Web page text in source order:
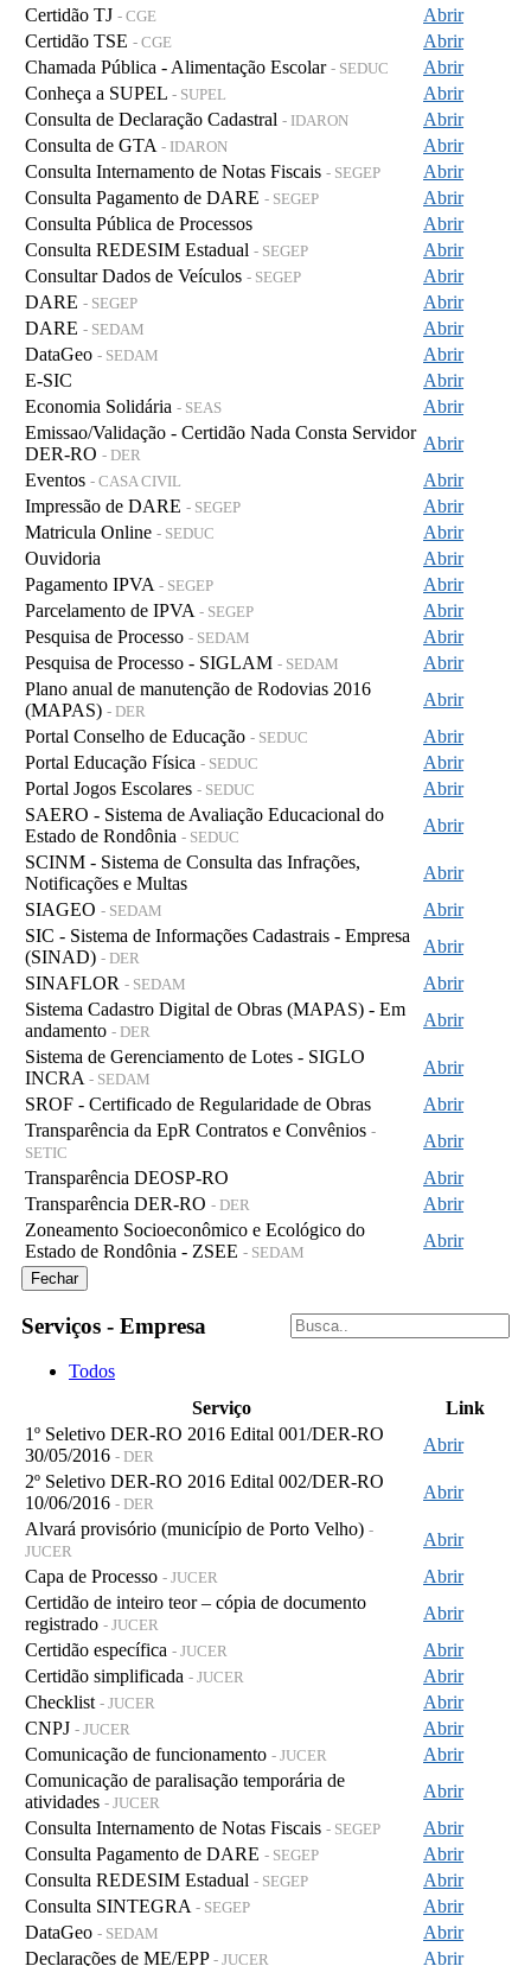
Certidão TJ - CGE
Abrir
Certidão TSE - CGE
Abrir
Chamada Pública - Alimentação Escolar - SEDUC
Abrir
Conheça a SUPEL - SUPEL
Abrir
Consulta de Declaração Cadastral - IDARON
Abrir
Consulta de GTA - IDARON
Abrir
Consulta Internamento de Notas Fiscais - SEGEP
Abrir
Consulta Pagamento de DARE - SEGEP
Abrir
Consulta Pública de Processos
Abrir
Consulta REDESIM Estadual - SEGEP
Abrir
Consultar Dados de Veículos - SEGEP
Abrir
DARE - SEGEP
Abrir
DARE - SEDAM
Abrir
DataGeo - SEDAM
Abrir
E-SIC
Abrir
Economia Solidária - SEAS
Abrir
Emissao/Validação - Certidão Nada Consta Servidor
DER-RO - DER
Abrir
Eventos - CASA CIVIL
Abrir
Impressão de DARE - SEGEP
Abrir
Matricula Online - SEDUC
Abrir
Ouvidoria
Abrir
Pagamento IPVA - SEGEP
Abrir
Parcelamento de IPVA - SEGEP
Abrir
Pesquisa de Processo - SEDAM
Abrir
Pesquisa de Processo - SIGLAM - SEDAM
Abrir
Plano anual de manutenção de Rodovias 2016
(MAPAS) - DER
Abrir
Portal Conselho de Educação - SEDUC
Abrir
Portal Educação Física - SEDUC
Abrir
Portal Jogos Escolares - SEDUC
Abrir
SAERO - Sistema de Avaliação Educacional do
Estado de Rondônia - SEDUC
Abrir
SCINM - Sistema de Consulta das Infrações,
Notificações e Multas
Abrir
SIAGEO - SEDAM
Abrir
SIC - Sistema de Informações Cadastrais - Empresa
(SINAD) - DER
Abrir
SINAFLOR - SEDAM
Abrir
Sistema Cadastro Digital de Obras (MAPAS) - Em
andamento - DER
Abrir
Sistema de Gerenciamento de Lotes - SIGLO
INCRA - SEDAM
Abrir
SROF - Certificado de Regularidade de Obras
Abrir
Transparência da EpR Contratos e Convênios -
SETIC
Abrir
Transparência DEOSP-RO
Abrir
Transparência DER-RO - DER
Abrir
Zoneamento Socioeconômico e Ecológico do
Estado de Rondônia - ZSEE - SEDAM
Abrir
Fechar
Serviços - Empresa
Todos
Serviço
Link
1º Seletivo DER-RO 2016 Edital 001/DER-RO
30/05/2016 - DER
Abrir
2º Seletivo DER-RO 2016 Edital 002/DER-RO
10/06/2016 - DER
Abrir
Alvará provisório (município de Porto Velho) -
JUCER
Abrir
Capa de Processo - JUCER
Abrir
Certidão de inteiro teor – cópia de documento
registrado - JUCER
Abrir
Certidão específica - JUCER
Abrir
Certidão simplificada - JUCER
Abrir
Checklist - JUCER
Abrir
CNPJ - JUCER
Abrir
Comunicação de funcionamento - JUCER
Abrir
Comunicação de paralisação temporária de
atividades - JUCER
Abrir
Consulta Internamento de Notas Fiscais - SEGEP
Abrir
Consulta Pagamento de DARE - SEGEP
Abrir
Consulta REDESIM Estadual - SEGEP
Abrir
Consulta SINTEGRA - SEGEP
Abrir
DataGeo - SEDAM
Abrir
Declarações de ME/EPP - JUCER Abrir